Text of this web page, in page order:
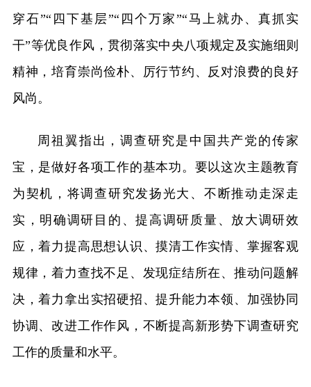
穿石”“四下基层”“四个万家”“马上就办、真抓实
干”等优良作风，贯彻落实中央八项规定及实施细则
精神，培育崇尚俭朴、厉行节约、反对浪费的良好
风尚。
周祖翼指出，调查研究是中国共产党的传家
宝，是做好各项工作的基本功。要以这次主题教育
为契机，将调查研究发扬光大、不断推动走深走
实，明确调研目的、提高调研质量、放大调研效
应，着力提高思想认识、摸清工作实情、掌握客观
规律，着力查找不足、发现症结所在、推动问题解
决，着力拿出实招硬招、提升能力本领、加强协同
协调、改进工作作风，不断提高新形势下调查研究
工作的质量和水平。